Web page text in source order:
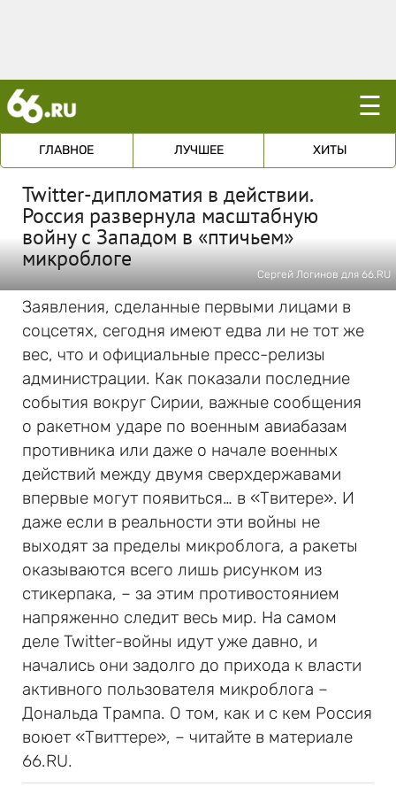
☰
ГЛАВНОЕ ЛУЧШЕЕ ХИТЫ
Twitter-дипломатия в действии.
Россия развернула масштабную
войну с Западом в «птичьем»
микроблоге
Сергей Логинов для 66.RU
Заявления, сделанные первыми лицами в
соцсетях, сегодня имеют едва ли не тот же
вес, что и официальные пресс-релизы
администрации. Как показали последние
события вокруг Сирии, важные сообщения
о ракетном ударе по военным авиабазам
противника или даже о начале военных
действий между двумя сверхдержавами
впервые могут появиться… в «Твитере». И
даже если в реальности эти войны не
выходят за пределы микроблога, а ракеты
оказываются всего лишь рисунком из
стикерпака, – за этим противостоянием
напряженно следит весь мир. На самом
деле Twitter-войны идут уже давно, и
начались они задолго до прихода к власти
активного пользователя микроблога –
Дональда Трампа. О том, как и с кем Россия
воюет «Твиттере», – читайте в материале
66.RU.